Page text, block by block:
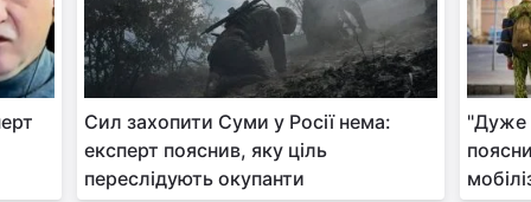
Сил захопити Суми у Росії нема:
експерт пояснив, яку ціль
переслідують окупанти
"Дуже